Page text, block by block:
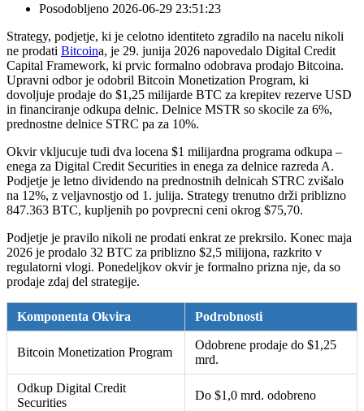
Posodobljeno 2026-06-29 23:51:23
Strategy, podjetje, ki je celotno identiteto zgradilo na nacelu nikoli
ne prodati Bitcoina, je 29. junija 2026 napovedalo Digital Credit
Capital Framework, ki prvic formalno odobrava prodajo Bitcoina.
Upravni odbor je odobril Bitcoin Monetization Program, ki
dovoljuje prodaje do $1,25 milijarde BTC za krepitev rezerve USD
in financiranje odkupa delnic. Delnice MSTR so skocile za 6%,
prednostne delnice STRC pa za 10%.
Okvir vkljucuje tudi dva locena $1 milijardna programa odkupa –
enega za Digital Credit Securities in enega za delnice razreda A.
Podjetje je letno dividendo na prednostnih delnicah STRC zvišalo
na 12%, z veljavnostjo od 1. julija. Strategy trenutno drži priblizno
847.363 BTC, kupljenih po povprecni ceni okrog $75,70.
Podjetje je pravilo nikoli ne prodati enkrat ze prekrsilo. Konec maja
2026 je prodalo 32 BTC za priblizno $2,5 milijona, razkrito v
regulatorni vlogi. Ponedeljkov okvir je formalno prizna nje, da so
prodaje zdaj del strategije.
Komponenta Okvira Podrobnosti
Bitcoin Monetization Program
Odobrene prodaje do $1,25
mrd.
Odkup Digital Credit
Securities
Do $1,0 mrd. odobreno